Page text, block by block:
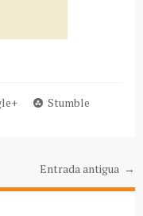
Stumble
Entrada antigua →